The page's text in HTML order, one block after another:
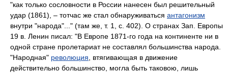
"как только сословности в России нанесен был решительный
удар (1861), – тотчас же стал обнаруживаться антагонизм
внутри "народа"..." (там же, т. 1, с. 402). О странах Зап. Европы
19 в. Ленин писал: "В Европе 1871-го года на континенте ни в
одной стране пролетариат не составлял большинства народа.
"Народная" революция , втягивающая в движение
действительно большинство, могла быть таковою, лишь